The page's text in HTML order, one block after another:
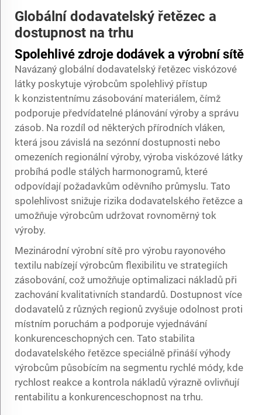
Globální dodavatelský řetězec a
dostupnost na trhu
Spolehlivé zdroje dodávek a výrobní sítě
Navázaný globální dodavatelský řetězec viskózové
látky poskytuje výrobcům spolehlivý přístup
k konzistentnímu zásobování materiálem, čímž
podporuje předvídatelné plánování výroby a správu
zásob. Na rozdíl od některých přírodních vláken,
která jsou závislá na sezónní dostupnosti nebo
omezeních regionální výroby, výroba viskózové látky
probíhá podle stálých harmonogramů, které
odpovídají požadavkům oděvního průmyslu. Tato
spolehlivost snižuje rizika dodavatelského řetězce a
umožňuje výrobcům udržovat rovnoměrný tok
výroby.
Mezinárodní výrobní sítě pro výrobu rayonového
textilu nabízejí výrobcům flexibilitu ve strategiích
zásobování, což umožňuje optimalizaci nákladů při
zachování kvalitativních standardů. Dostupnost více
dodavatelů z různých regionů zvyšuje odolnost proti
místním poruchám a podporuje vyjednávání
konkurenceschopných cen. Tato stabilita
dodavatelského řetězce speciálně přináší výhody
výrobcům působícím na segmentu rychlé módy, kde
rychlost reakce a kontrola nákladů výrazně ovlivňují
rentabilitu a konkurenceschopnost na trhu.